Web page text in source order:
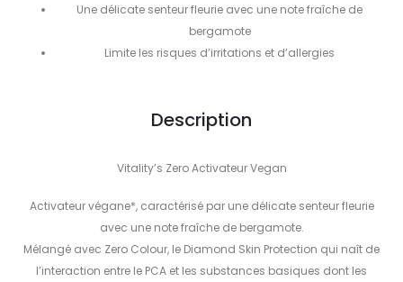
Une délicate senteur fleurie avec une note fraîche de
bergamote
Limite les risques d’irritations et d’allergies
Description
Vitality’s Zero Activateur Vegan
Activateur végane*, caractérisé par une délicate senteur fleurie
avec une note fraîche de bergamote.
Mélangé avec Zero Colour, le Diamond Skin Protection qui naît de
l’interaction entre le PCA et les substances basiques dont les